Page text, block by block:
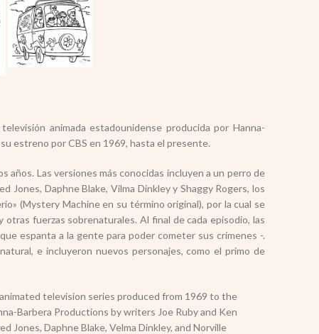
animada estadounidense producida por Hanna-
estreno por CBS en 1969, hasta el presente.
años. Las versiones más conocidas incluyen a un perro de
Jones, Daphne Blake, Vilma Dinkley y Shaggy Rogers, los
(Mystery Machine en su término original), por la cual se
fuerzas sobrenaturales. Al final de cada episodio, las
espanta a la gente para poder cometer sus crímenes -.
e incluyeron nuevos personajes, como el primo de
television series produced from 1969 to the
Barbera Productions by writers Joe Ruby and Ken
Daphne Blake, Velma Dinkley, and Norville